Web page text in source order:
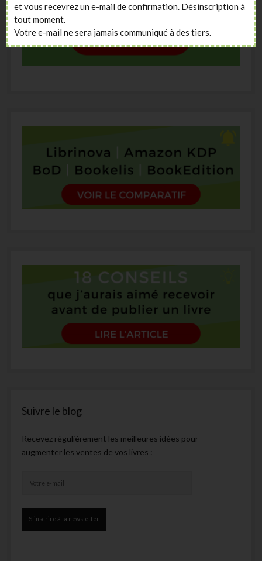
Suivre le blog
Recevez régulièrement les meilleures idées pour
augmenter les ventes de vos livres :
et vous recevrez un e-mail de confirmation. Désinscription à
tout moment.
Votre e-mail ne sera jamais communiqué à des tiers.